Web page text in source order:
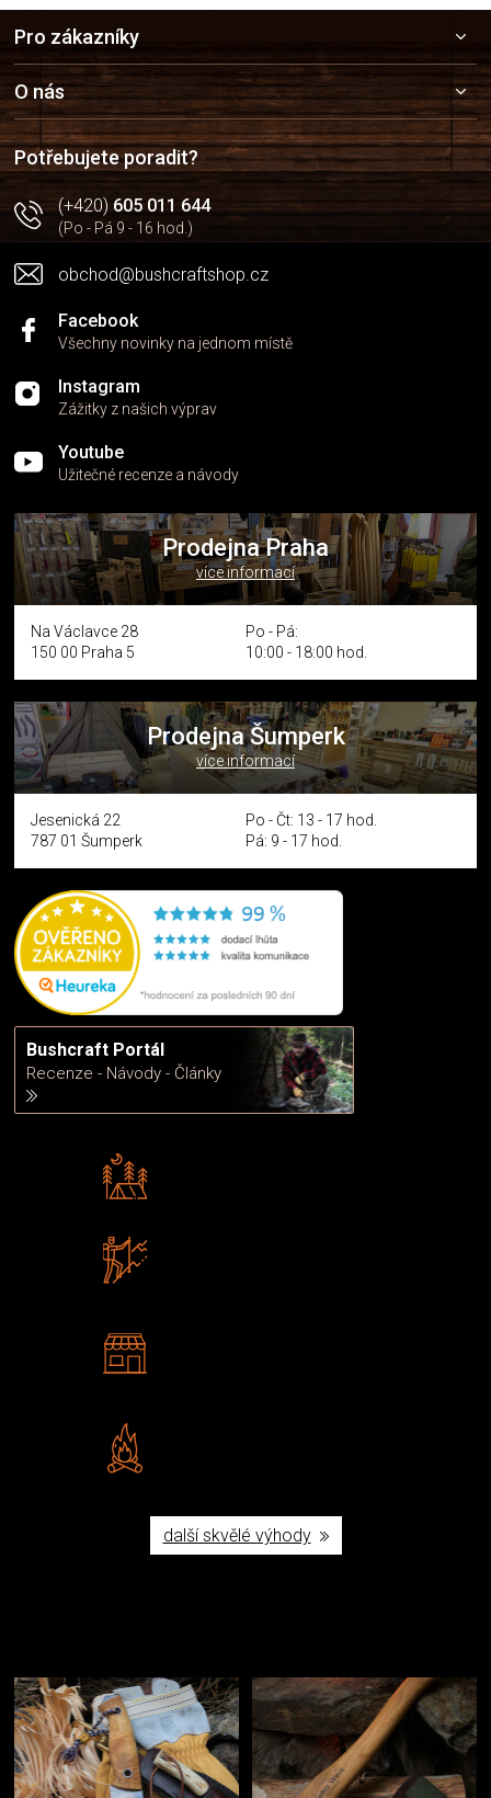
a
t
í
Pro zákazníky
O nás
Potřebujete poradit?
(+420)605 011 644
(Po - Pá 9 - 16 hod.)
obchod@bushcraftshop.cz
Facebook
Všechny novinky na jednom místě
Instagram
Zážitky z našich výprav
Youtube
Užitečné recenze a návody
Prodejna Praha
více informací
Na Václavce 28
150 00 Praha 5
Po - Pá:
10:00 - 18:00 hod.
Prodejna Šumperk
více informací
Jesenická 22
787 01 Šumperk
Po - Čt: 13 - 17 hod.
Pá: 9 - 17 hod.
Bushcraft Portál
Recenze - Návody - Články
další skvělé výhody